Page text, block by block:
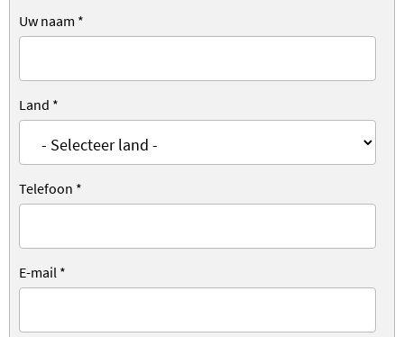
Uw naam *
Land *
Telefoon *
E-mail *